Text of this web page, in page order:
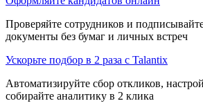
Проверяйте сотрудников и
документы без бумаг и личных встреч
Ускорьте подбор в 2 раза с Talantix
Автоматизируйте сбор откликов,
собирайте аналитику в 2 клика